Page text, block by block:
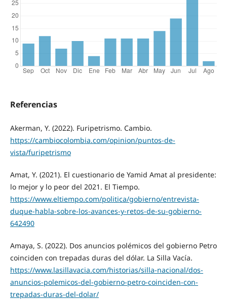
Referencias
Akerman, Y. (2022). Furipetrismo. Cambio.
https://cambiocolombia.com/opinion/puntos-de-
vista/furipetrismo
Amat, Y. (2021). El cuestionario de Yamid Amat al presidente:
lo mejor y lo peor del 2021. El Tiempo.
https://www.eltiempo.com/politica/gobierno/entrevista-
duque-habla-sobre-los-avances-y-retos-de-su-gobierno-
642490
Amaya, S. (2022). Dos anuncios polémicos del gobierno Petro
coinciden con trepadas duras del dólar. La Silla Vacía.
https://www.lasillavacia.com/historias/silla-nacional/dos-
anuncios-polemicos-del-gobierno-petro-coinciden-con-
trepadas-duras-del-dolar/